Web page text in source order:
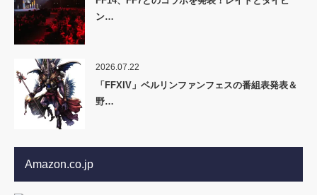
ン…
2026.07.22
「FFXIV」ベルリンファンフェスの番組表発表＆
野…
Amazon.co.jp